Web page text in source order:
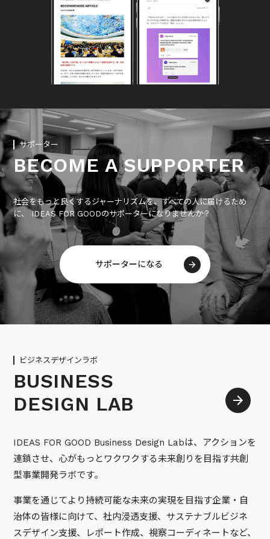
サポーター
BECOME A SUPPORTER
社会をもっと良くするジャーナリズムを、すべての人に届けるため
に、 IDEAS FOR GOODのサポーターになりませんか？
サポーターになる
ビジネスデザインラボ
BUSINESS
DESIGN LAB
IDEAS FOR GOOD Business Design Labは、アクションを
連鎖させ、心がもっとワクワクする未来創りを目指す共創
型事業開発ラボです。
事業を通じてより持続可能な未来の実現を目指す企業・自
治体の皆様に向けて、社内浸透支援、サステナブルビジネ
スデザイン支援、レポート作成、視察コーディネートなど、